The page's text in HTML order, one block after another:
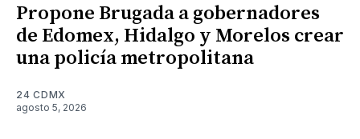
Propone Brugada a gobernadores
de Edomex, Hidalgo y Morelos crear
una policía metropolitana
24 CDMX
agosto 5, 2026